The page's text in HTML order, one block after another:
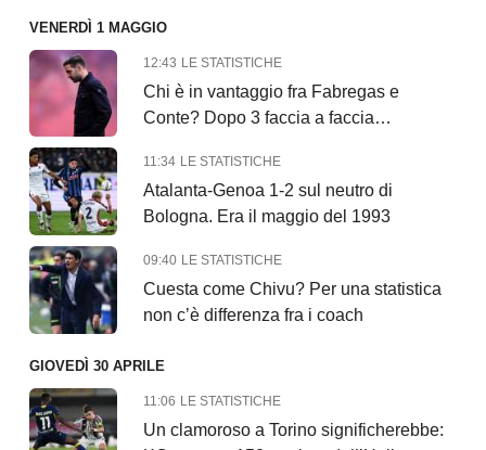
VENERDÌ 1 MAGGIO
12:43 LE STATISTICHE
Chi è in vantaggio fra Fabregas e
Conte? Dopo 3 faccia a faccia…
11:34 LE STATISTICHE
Atalanta-Genoa 1-2 sul neutro di
Bologna. Era il maggio del 1993
09:40 LE STATISTICHE
Cuesta come Chivu? Per una statistica
non c’è differenza fra i coach
GIOVEDÌ 30 APRILE
11:06 LE STATISTICHE
Un clamoroso a Torino significherebbe: